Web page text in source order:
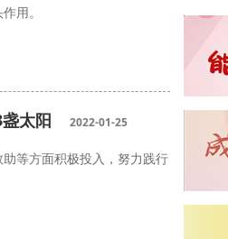
用。
太阳 2022-01-25
等方面积极投入，努力践行